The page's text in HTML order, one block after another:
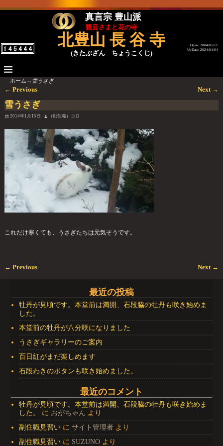
真言宗 豊山派
観音さまと花の寺
北豊山 長 谷 寺
(きたぶざん ちょうこくじ)
Open: 2004/05/11
UpDate: 2024/04/04
ホーム → 雪うさぎ
投稿ナビゲーション
← Previous Next →
雪うさぎ
2014年1月15日 （副住職）コロ
これだけ寒くても、うさぎたちは元気そうです。
← Previous Next →
最近の投稿
牡丹が見頃です。本堂前は満開、石段脇の牡丹も咲き始めま
した。
本堂前の牡丹が八分咲になりました
うさぎギャラリーのご案内
百日紅がまだ楽しめます
石段わきのボタンも咲き始めました。
最近のコメント
牡丹が見頃です。本堂前は満開、石段脇の牡丹も咲き始めま
した。
に おがちゃん より
副住職見習い にサイト管理者 より
副住職見習い に SUZUNO より